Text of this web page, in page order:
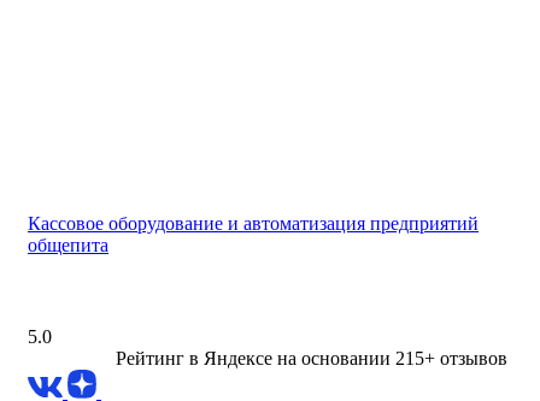
Кассовое оборудование и автоматизация предприятий
общепита
5.0
Рейтинг в Яндексе на основании 215+ отзывов